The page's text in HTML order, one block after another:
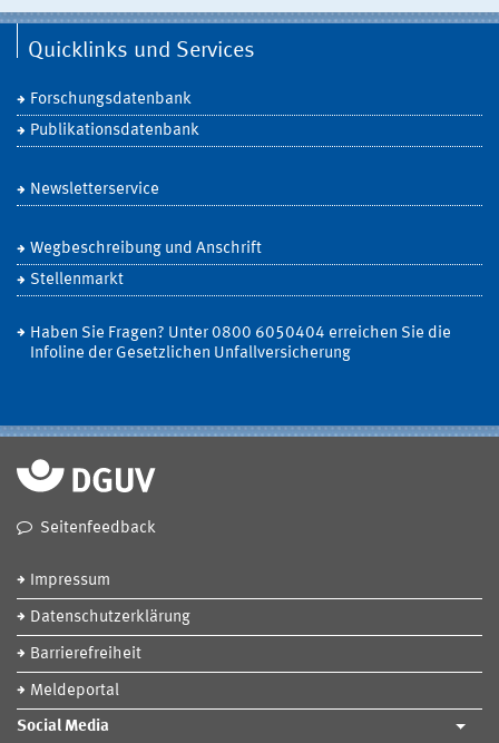
Quicklinks und Services
Forschungsdatenbank
Publikationsdatenbank
Newsletterservice
Wegbeschreibung und Anschrift
Stellenmarkt
Haben Sie Fragen? Unter 0800 6050404 erreichen Sie die
Infoline der Gesetzlichen Unfallversicherung
Seitenfeedback
Impressum
Datenschutzerklärung
Barrierefreiheit
Meldeportal
Social Media